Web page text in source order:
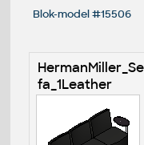
Blok-model #15506
fa_1Leather